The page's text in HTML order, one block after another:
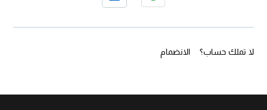
لا تملك حساب؟ الانضمام